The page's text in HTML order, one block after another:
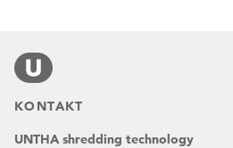
KONTAKT
UNTHA shredding technology